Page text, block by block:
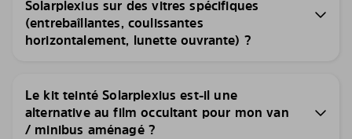
Solarplexius sur des vitres spécifiques
(entrebaîllantes, coulissantes
horizontalement, lunette ouvrante) ?
Le kit teinté Solarplexius est-il une
alternative au film occultant pour mon van
/ minibus aménagé ?